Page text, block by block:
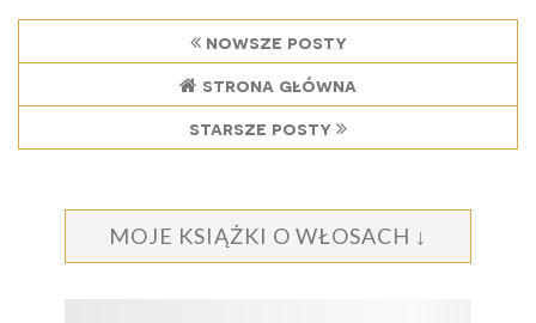
nowsze posty
strona główna
starsze posty
MOJE KSIĄŻKI O WŁOSACH ↓